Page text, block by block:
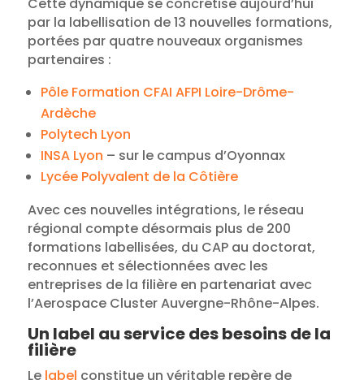
par la labellisation de 13 nouvelles formations,
portées par quatre nouveaux organismes
partenaires :
Pôle Formation CFAI AFPI Loire-Drôme-
Ardèche
Polytech Lyon
INSA Lyon – sur le campus d’Oyonnax
Lycée Polyvalent de la Côtière
Avec ces nouvelles intégrations, le réseau
régional compte désormais plus de 200
formations labellisées, du CAP au doctorat,
reconnues et sélectionnées avec les
entreprises de la filière en partenariat avec
l’Aerospace Cluster Auvergne-Rhône-Alpes.
Un label au service des besoins de la
filière
Le label constitue un véritable repère de